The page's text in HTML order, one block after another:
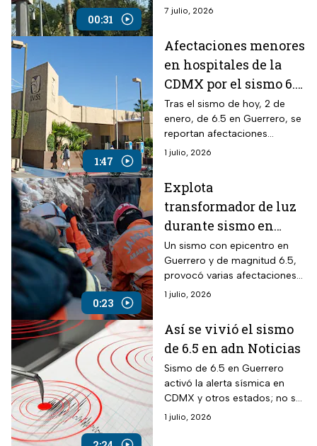
00:31
mantenimiento previo al
7 julio, 2026
1:47
Afectaciones menores
en hospitales de la
CDMX por el sismo 6.5
en Guerrero
Tras el sismo de hoy, 2 de
enero, de 6.5 en Guerrero, se
reportan afectaciones
menores en hospitales de la
1 julio, 2026
0:23
Explota
transformador de luz
durante sismo en
CDMX este 2 de enero
de 2026
Un sismo con epicentro en
Guerrero y de magnitud 6.5,
provocó varias afectaciones
en calles y avenidas
1 julio, 2026
Así se vivió el sismo
de 6.5 en adn Noticias
Sismo de 6.5 en Guerrero
activó la alerta sísmica en
CDMX y otros estados; no se
reportan daños y se aplicaron
1 julio, 2026